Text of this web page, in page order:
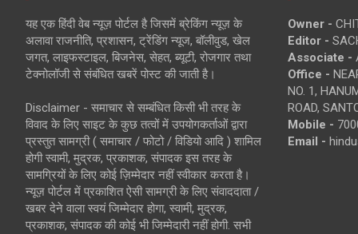
यह एक हिंदी वेब न्यूज़ पोर्टल है जिसमें ब्रेकिंग न्यूज़ के
अलावा राजनीति, प्रशासन, ट्रेंडिंग न्यूज, बॉलीवुड, खेल
जगत, लाइफस्टाइल, बिजनेस, सेहत, ब्यूटी, रोजगार तथा
टेक्नोलॉजी से संबंधित खबरें पोस्ट की जाती है।
Disclaimer - समाचार से सम्बंधित किसी भी तरह के
विवाद के लिए साइट के कुछ तत्वों में उपयोगकर्ताओं द्वारा
प्रस्तुत सामग्री ( समाचार / फोटो / विडियो आदि ) शामिल
होगी स्वामी, मुद्रक, प्रकाशक, संपादक इस तरह के
सामग्रियों के लिए कोई ज़िम्मेदार नहीं स्वीकार करता है।
न्यूज़ पोर्टल में प्रकाशित ऐसी सामग्री के लिए संवाददाता /
खबर देने वाला स्वयं जिम्मेदार होगा, स्वामी, मुद्रक,
प्रकाशक, संपादक की कोई भी जिम्मेदारी नहीं होगी. सभी
Owner -
Editor -
Associate -
Office -
NO. 1,
ROAD,
Mobile -
Email -